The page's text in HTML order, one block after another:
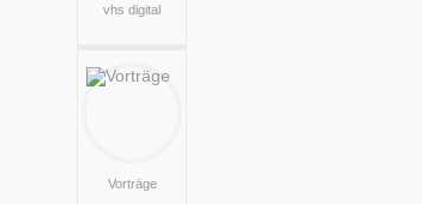
vhs digital
Vorträge